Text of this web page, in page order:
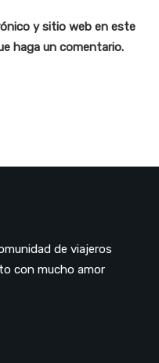
y sitio web en este
haga un comentario.
de viajeros
con mucho amor